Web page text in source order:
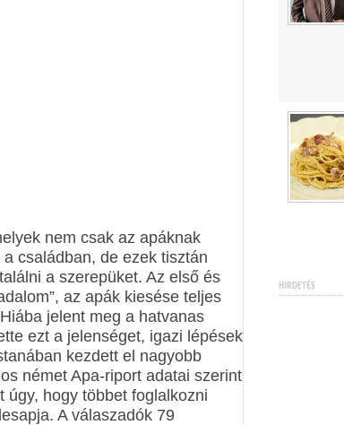
nem csak az apáknak
családban, de ezek tisztán
a szerepüket. Az első és
az apák kiesése teljes
jelent meg a hatvanas
ezt a jelenséget, igazi lépések
kezdett el nagyobb
német Apa-riport adatai szerint
úgy, hogy többet foglalkozni
A válaszadók 79
HIRDETÉS